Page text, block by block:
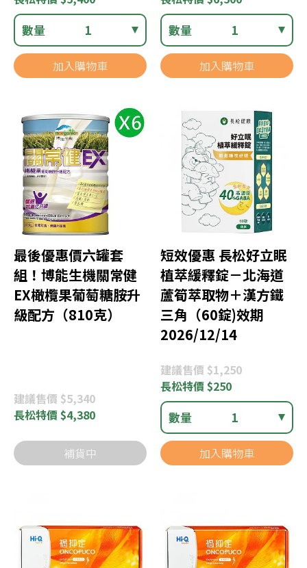
數量 1
加入購物車
數量 1
加入購物車
最後優惠價六罐套
組！博能生機關常健
EX橄欖果葡萄糖胺升
級配方（810克）
建議售價 $5,340
長松特價 $4,380
補貨中
短效優惠 長松好立眠
植萃緩釋錠－北海道
蘆筍萃取物＋漢方鐵
三角（60錠)效期
2026/12/14
建議售價 $1,250
長松特價 $250
數量 1
加入購物車